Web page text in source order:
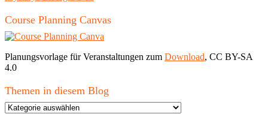
Course Planning Canvas
Planungsvorlage für Veranstaltungen zum Download, CC BY-SA
4.0
Themen in diesem Blog
Themen